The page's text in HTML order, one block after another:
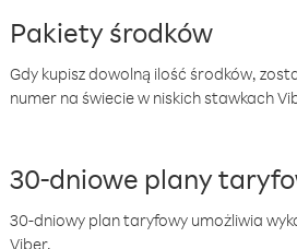
Pakiety środków
Gdy kupisz dowolną ilość środków,
numer na świecie w niskich stawkach
30-dniowe plany
30-dniowy plan taryfowy umożliwia
Viber.